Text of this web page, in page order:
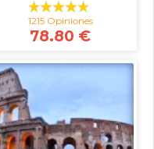
1215 Opiniones
78.80 €